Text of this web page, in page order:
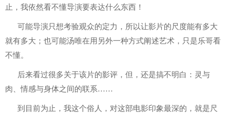
止，我依然看不懂导演要表达什么东西！
可能导演只想考验观众的定力，所以让影片的尺度能有多大
就有多大；也可能汤唯在用另外一种方式阐述艺术，只是乐哥看
不懂。
后来看过很多关于该片的影评，但，还是搞不明白：灵与
肉、情感与身体之间的联系……
到目前为止，我这个俗人，对这部电影印象最深的，就是尺